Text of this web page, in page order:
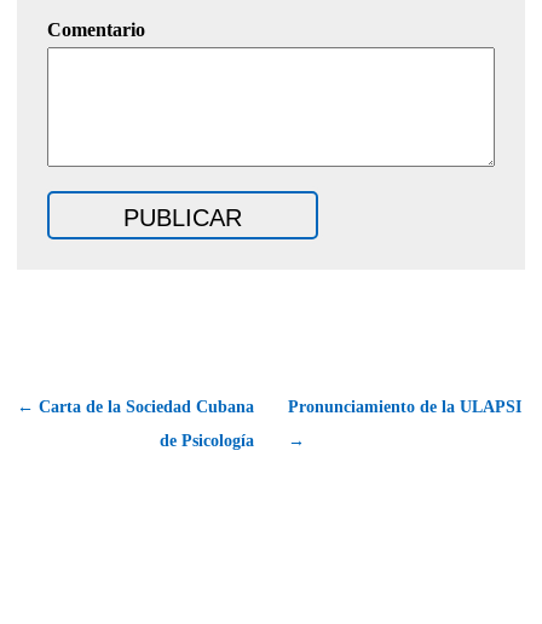
Comentario
← Carta de la Sociedad Cubana
de Psicología
Pronunciamiento de la ULAPSI
→